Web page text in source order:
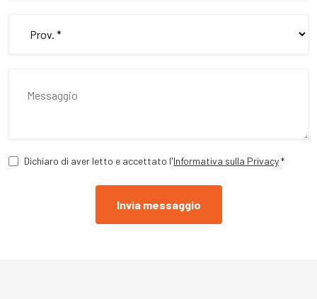
Dichiaro di aver letto e accettato l'Informativa sulla Privacy*
Invia messaggio